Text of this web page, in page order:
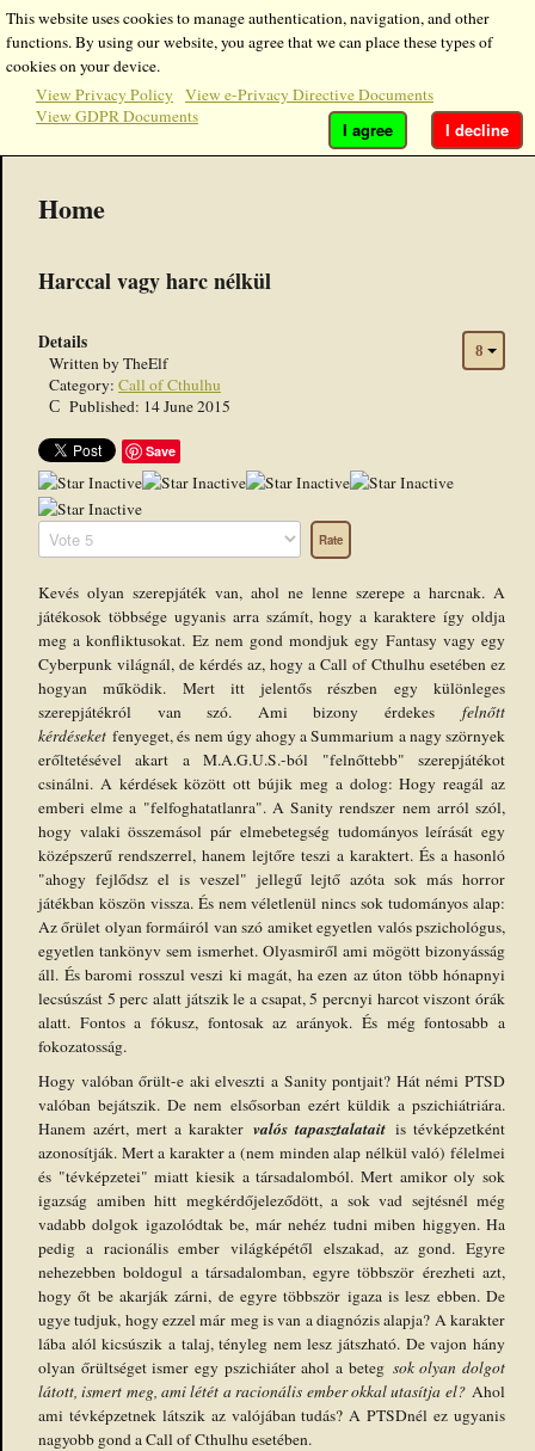
Home
Harccal vagy harc nélkül
Details
Written byTheElf
Category: Call of Cthulhu
Published: 14 June 2015
Save
Please
Rate
Kevés olyan szerepjáték van, ahol ne lenne szerepe a harcnak. A
játékosok többsége ugyanis arra számít, hogy a karaktere így oldja
meg a konfliktusokat. Ez nem gond mondjuk egy Fantasy vagy egy
Cyberpunk világnál, de kérdés az, hogy a Call of Cthulhu esetében ez
hogyan működik. Mert itt jelentős részben egy különleges
szerepjátékról van szó. Ami bizony érdekes felnőtt
kérdéseketfenyeget, és nem úgy ahogy a Summarium a nagy szörnyek
erőltetésével akart a M.A.G.U.S.-ból "felnőttebb" szerepjátékot
csinálni. A kérdések között ott bújik meg a dolog: Hogy reagál az
emberi elme a "felfoghatatlanra". A Sanity rendszer nem arról szól,
hogy valaki összemásol pár elmebetegség tudományos leírását egy
középszerű rendszerrel, hanem lejtőre teszi a karaktert. És a hasonló
"ahogy fejlődsz el is veszel" jellegű lejtő azóta sok más horror
játékban köszön vissza. És nem véletlenül nincs sok tudományos alap:
Az őrület olyan formáiról van szó amiket egyetlen valós pszichológus,
egyetlen tankönyv sem ismerhet. Olyasmiről ami mögött bizonyásság
áll. És baromi rosszul veszi ki magát, ha ezen az úton több hónapnyi
lecsúszást 5 perc alatt játszik le a csapat, 5 percnyi harcot viszont órák
alatt. Fontos a fókusz, fontosak az arányok. És még fontosabb a
fokozatosság.
Hogy valóban őrült-e aki elveszti a Sanity pontjait? Hát némi PTSD
valóban bejátszik. De nem elsősorban ezért küldik a pszichiátriára.
Hanem azért, mert a karakter valós tapasztalatait is tévképzetként
azonosítják. Mert a karakter a (nem minden alap nélkül való) félelmei
és "tévképzetei" miatt kiesik a társadalomból. Mert amikor oly sok
igazság amiben hitt megkérdőjeleződött, a sok vad sejtésnél még
vadabb dolgok igazolódtak be, már nehéz tudni miben higgyen. Ha
pedig a racionális ember világképétől elszakad, az gond. Egyre
nehezebben boldogul a társadalomban, egyre többször érezheti azt,
hogy őt be akarják zárni, de egyre többször igaza is lesz ebben. De
ugye tudjuk, hogy ezzel már meg is van a diagnózis alapja? A karakter
lába alól kicsúszik a talaj, tényleg nem lesz játszható. De vajon hány
olyan őrültséget ismer egy pszichiáter ahol a beteg sok olyan dolgot
látott, ismert meg, ami létét a racionális ember okkal utasítja el? Ahol
ami tévképzetnek látszik az valójában tudás? A PTSDnél ez ugyanis
nagyobb gond a Call of Cthulhu esetében.
This website uses cookies to manage authentication, navigation, and other
functions. By using our website, you agree that we can place these types of
cookies on your device.
View Privacy Policy
View e-Privacy Directive Documents
View GDPR Documents
I decline
I agree